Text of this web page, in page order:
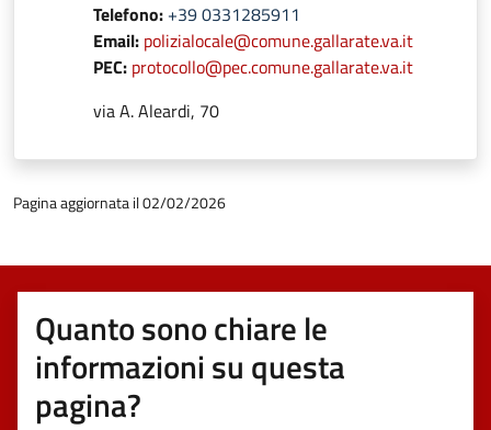
Telefono: +39 0331285911
Email: polizialocale@comune.gallarate.va.it
PEC: protocollo@pec.comune.gallarate.va.it
via A. Aleardi, 70
Pagina aggiornata il 02/02/2026
Quanto sono chiare le
informazioni su questa
pagina?